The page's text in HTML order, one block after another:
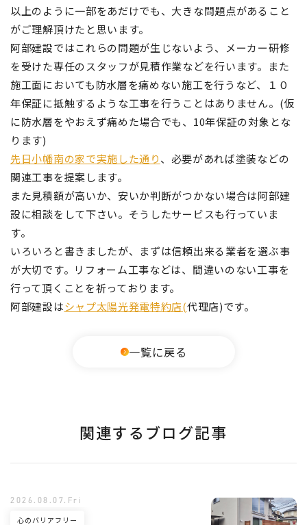
以上のように一部をあだけでも、大きな問題点があること
がご理解頂けたと思います。
阿部建設ではこれらの問題が生じないよう、メーカー研修
を受けた専任のスタッフが見積作業などを行います。また
施工面においても防水層を痛めない施工を行うなど、１０
年保証に抵触するような工事を行うことはありません。(仮
に防水層をやおえず痛めた場合でも、10年保証の対象とな
ります)
先日小幡南の家で実施した通り、必要があれば塗装などの
関連工事を提案します。
また見積額が高いか、安いか判断がつかない場合は阿部建
設に相談をして下さい。そうしたサービスも行っていま
す。
いろいろと書きましたが、まずは信頼出来る業者を選ぶ事
が大切です。リフォーム工事などは、間違いのない工事を
行って頂くことを祈っております。
阿部建設はシャプ太陽光発電特約店(代理店)です。
一覧に戻る
関連するブログ記事
心のバリアフリー
2026.08.07.Fri